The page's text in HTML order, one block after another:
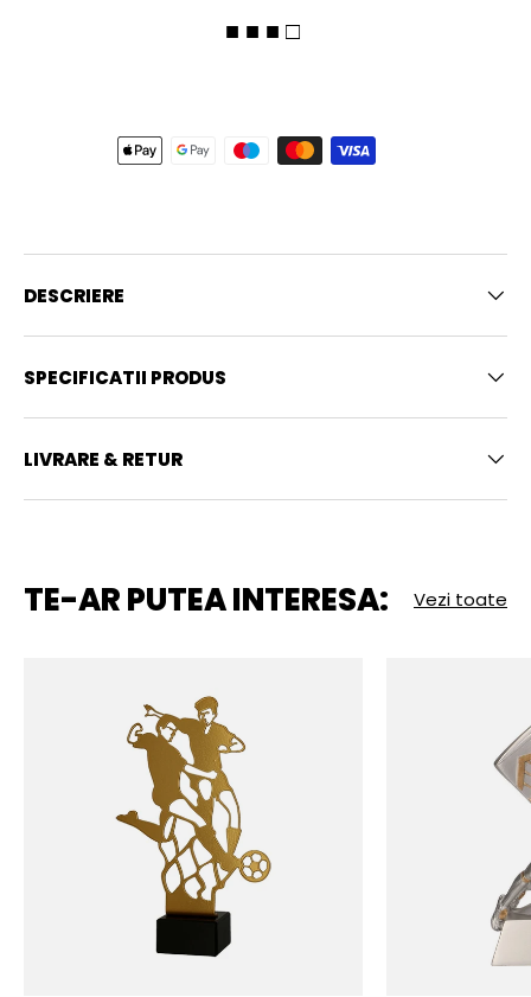
■ ■ ■ □
DESCRIERE
SPECIFICATII PRODUS
LIVRARE & RETUR
TE-AR PUTEA INTERESA: Vezi toate